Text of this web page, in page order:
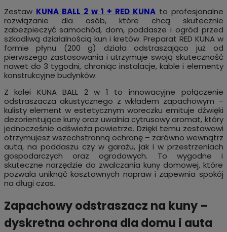
Zestaw KUNA BALL 2 w 1 + RED KUNAto profesjonalne
rozwiązanie dla osób, które chcą skutecznie
zabezpieczyć samochód, dom, poddasze i ogród przed
szkodliwą działalnością kun i kretów. Preparat RED KUNA w
formie płynu (200 g) działa odstraszająco już od
pierwszego zastosowania i utrzymuje swoją skuteczność
nawet do 3 tygodni, chroniąc instalacje, kable i elementy
konstrukcyjne budynków.
Z kolei KUNA BALL 2 w 1 to innowacyjne połączenie
odstraszacza akustycznego z wkładem zapachowym –
kulisty element w estetycznym woreczku emituje dźwięki
dezorientujące kuny oraz uwalnia cytrusowy aromat, który
jednocześnie odświeża powietrze. Dzięki temu zestawowi
otrzymujesz wszechstronną ochronę – zarówno wewnątrz
auta, na poddaszu czy w garażu, jak i w przestrzeniach
gospodarczych oraz ogrodowych. To wygodne i
skuteczne narzędzie do zwalczania kuny domowej, które
pozwala uniknąć kosztownych napraw i zapewnia spokój
na długi czas.
Zapachowy odstraszacz na kuny –
dyskretna ochrona dla domu i auta